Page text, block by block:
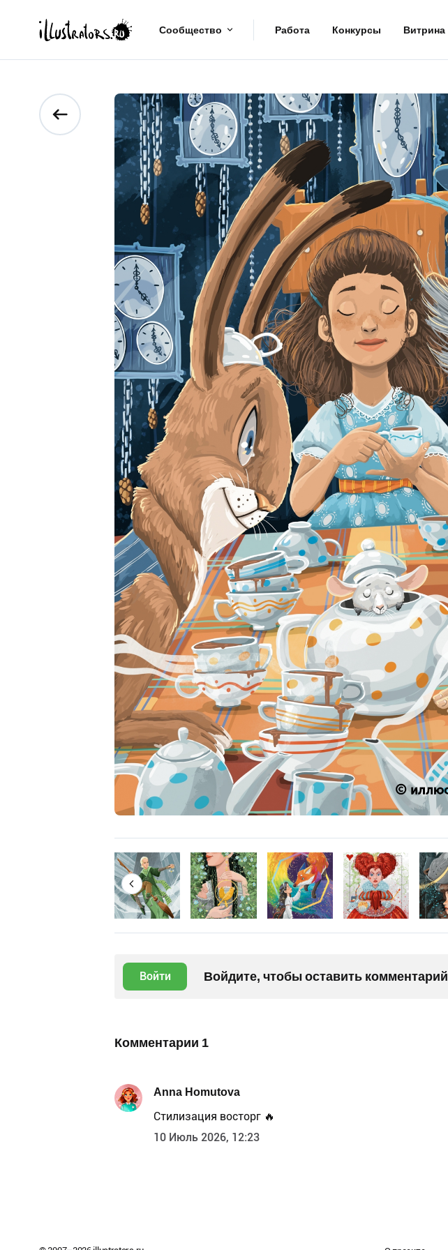
Сообщество Работа Конкурсы Витрина
Войти Войдите, чтобы оставить комментарий
Комментарии 1
Anna Homutova
Стилизация восторг 🔥
10 Июль 2026, 12:23